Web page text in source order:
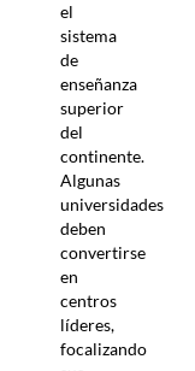
el
sistema
de
enseñanza
superior
del
continente.
Algunas
universidades
deben
convertirse
en
centros
líderes,
focalizando